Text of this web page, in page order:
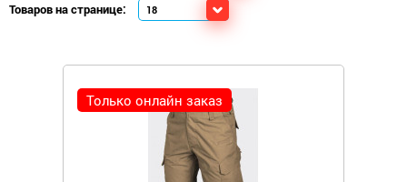
Товаров на странице:
Только онлайн заказ